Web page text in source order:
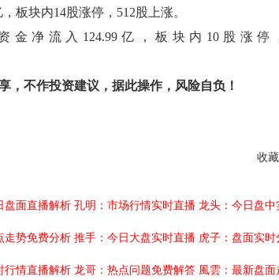
块内14股涨停，512股上涨。
流入124.99亿，板块内10股涨停
，不作投资建议，据此操作，风险自负！
收藏
盘面直播解析 孔明：市场行情实时直播 龙头：今日盘中
走势免费分析 推手：今日大盘实时直播 虎子：盘面实时
行情直播解析 龙哥：热点问题免费解答 風雲：最新盘面